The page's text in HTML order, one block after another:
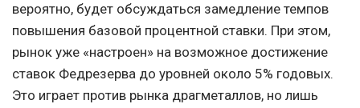
вероятно, будет обсуждаться замедление темпов
повышения базовой процентной ставки. При этом,
рынок уже «настроен» на возможное достижение
ставок Федрезерва до уровней около 5% годовых.
Это играет против рынка драгметаллов, но лишь